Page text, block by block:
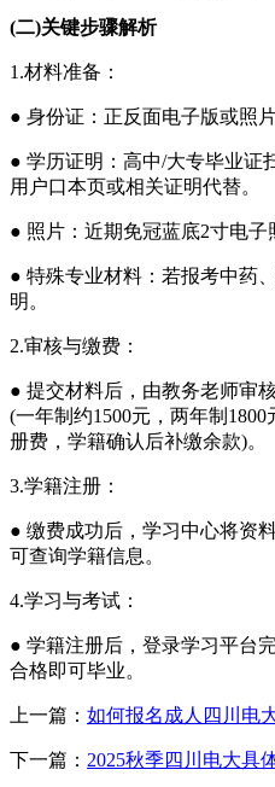
(二)关键步骤解析
1.材料准备：
● 身份证：正反面电子版或照片
● 学历证明：高中/大专毕业证
用户口本页或相关证明代替。
● 照片：近期免冠蓝底2寸电子
● 特殊专业材料：若报考中药
明。
2.审核与缴费：
● 提交材料后，由教务老师审
(一年制约1500元，两年制
册费，学籍确认后补缴余款)。
3.学籍注册：
● 缴费成功后，学习中心将资
可查询学籍信息。
4.学习与考试：
● 学籍注册后，登录学习平台
合格即可毕业。
上一篇： 如何报名成人四川电
下一篇： 2025秋季四川电大具